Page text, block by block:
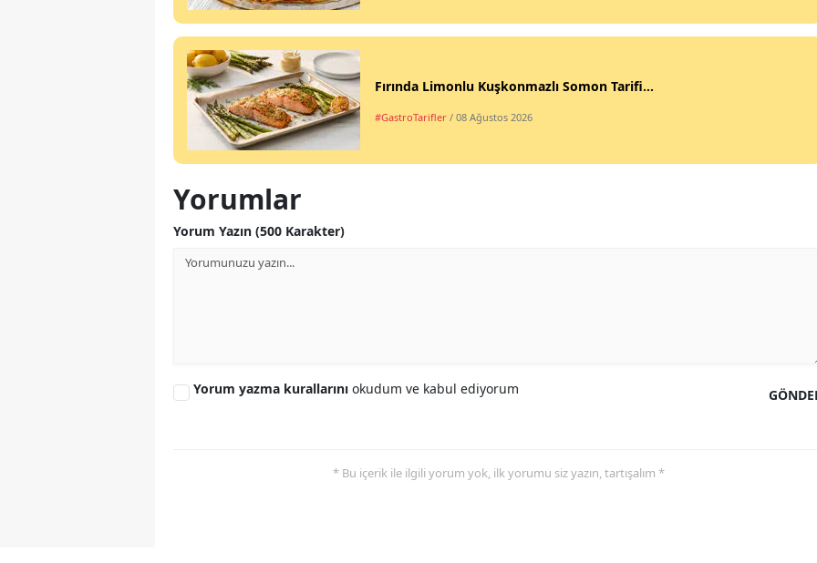
Fırında Limonlu Kuşkonmazlı Somon Tarifi...
#GastroTarifler / 08 Ağustos 2026
Yorumlar
Yorum Yazın (500 Karakter)
Yorum yazma kurallarını okudum ve kabul ediyorum
* Bu içerik ile ilgili yorum yok, ilk yorumu siz yazın, tartışalım *